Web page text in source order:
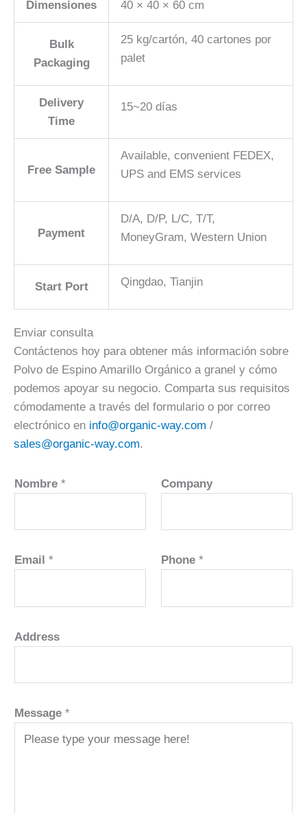
Dimensiones 40 × 40 × 60 cm
Bulk
Packaging
25 kg/cartón, 40 cartones por
palet
Delivery
Time
15~20 días
Free Sample
Available, convenient FEDEX,
UPS and EMS services
Payment
D/A, D/P, L/C, T/T,
MoneyGram, Western Union
Start Port Qingdao, Tianjin
Enviar consulta
Contáctenos hoy para obtener más información sobre
Polvo de Espino Amarillo Orgánico a granel y cómo
podemos apoyar su negocio. Comparta sus requisitos
cómodamente a través del formulario o por correo
electrónico en info@organic-way.com /
sales@organic-way.com.
Nombre * Company
Email * Phone *
Address
Message *